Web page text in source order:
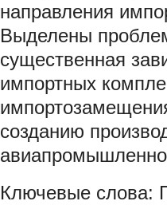
направления
Выделены
существенная
импортных
созданию